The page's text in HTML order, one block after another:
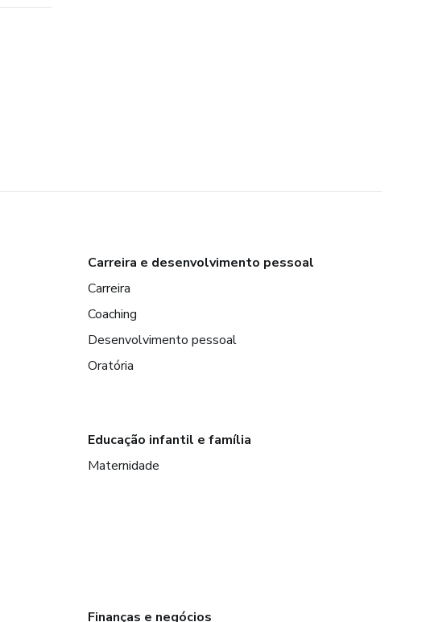
Carreira e desenvolvimento pessoal
Carreira
Coaching
Desenvolvimento pessoal
Oratória
Educação infantil e família
Maternidade
Finanças e negócios